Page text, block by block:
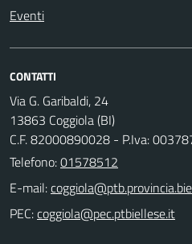
Eventi
CONTATTI
Via G. Garibaldi, 24
13863 Coggiola (BI)
C.F. 82000890028 - P.Iva:
Telefono:01578512
E-mail:
PEC: